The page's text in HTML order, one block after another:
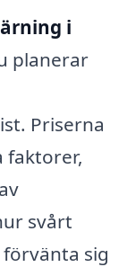
i
planerar
Priserna
faktorer,
svårt
sig